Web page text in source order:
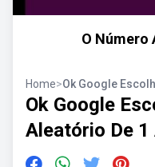
O Número
Home>Ok Google
Ok Google
Aleatório De 1